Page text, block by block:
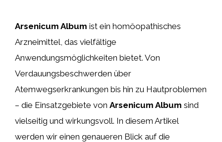
Arsenicum Album ist ein homöopathisches
Arzneimittel, das vielfältige
Anwendungsmöglichkeiten bietet. Von
Verdauungsbeschwerden über
Atemwegserkrankungen bis hin zu Hautproblemen
– die Einsatzgebiete von Arsenicum Album sind
vielseitig und wirkungsvoll. In diesem Artikel
werden wir einen genaueren Blick auf die